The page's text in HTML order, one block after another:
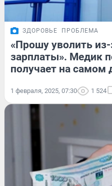
ЗДОРОВЬЕ ПРОБЛЕМА
«Прошу уволить из-
зарплаты». Медик
получает на самом
1 февраля, 2025, 07:30 1 524